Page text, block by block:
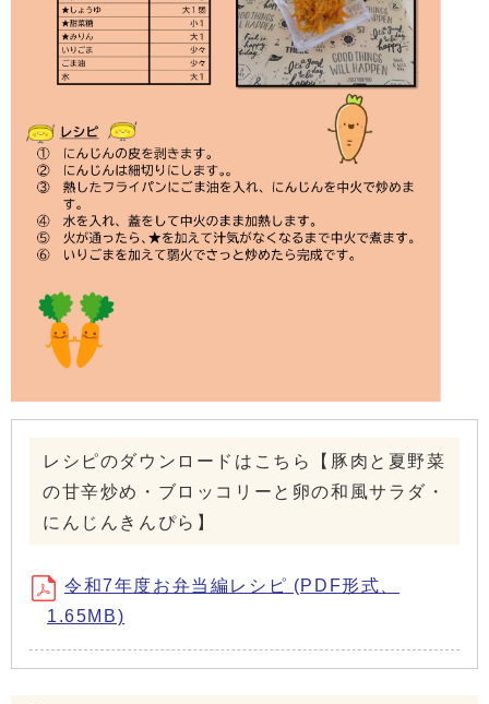
レシピのダウンロードはこちら【豚肉と夏野菜
の甘辛炒め・ブロッコリーと卵の和風サラダ・
にんじんきんぴら】
令和7年度お弁当編レシピ (PDF形式、
1.65MB)